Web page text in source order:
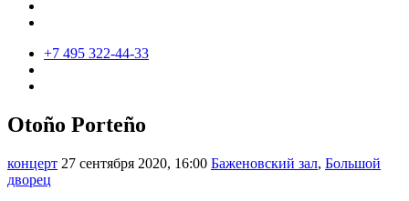
+7 495 322-44-33
Otoño Porteño
концерт 27 сентября 2020, 16:00 Баженовский зал, Большой
дворец